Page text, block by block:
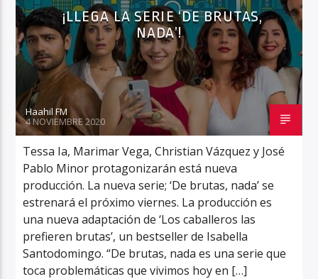
Haahil FM
¡LLEGA LA SERIE ‘DE BRUTAS,
NADA’!
Haahil FM
4 NOVIEMBRE 2020
Tessa Ia, Marimar Vega, Christian Vázquez y José
Pablo Minor protagonizarán está nueva
producción. La nueva serie; ‘De brutas, nada’ se
estrenará el próximo viernes. La producción es
una nueva adaptación de ‘Los caballeros las
prefieren brutas’, un bestseller de Isabella
Santodomingo. “De brutas, nada es una serie que
toca problemáticas que vivimos hoy en […]